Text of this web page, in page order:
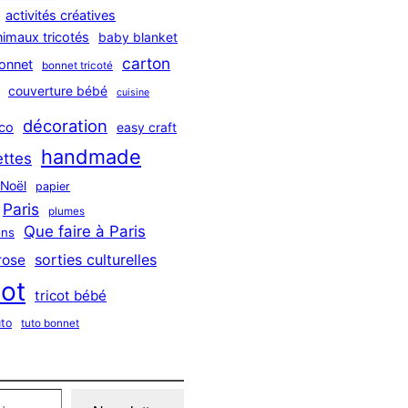
activités créatives
tricotés baby blanket
bonnet tricoté carton
couverture bébé cuisine
décoration easy craft
handmade
Noël papier
Paris plumes
Que faire à Paris
sorties culturelles
tricot bébé
tuto bonnet